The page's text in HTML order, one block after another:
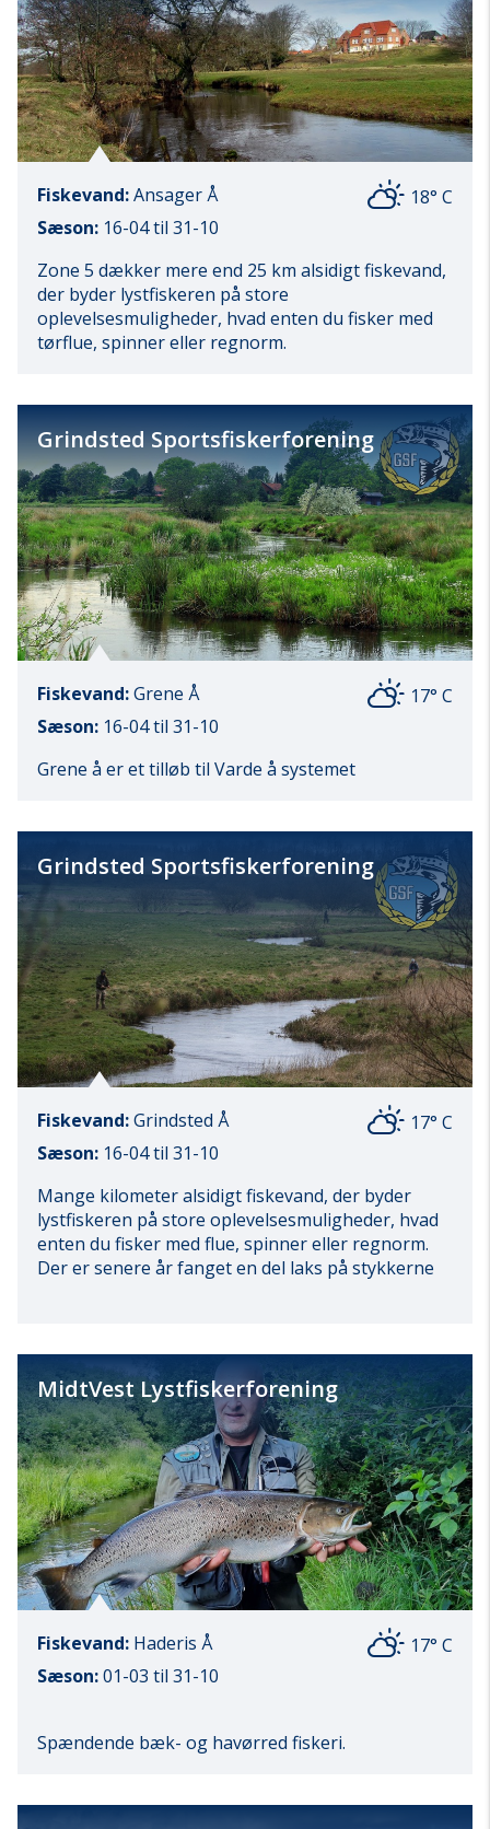
Fiskevand:Ansager Å
18° C
Sæson: 16-04 til 31-10
Zone 5 dækker mere end 25 km alsidigt fiskevand,
der byder lystfiskeren på store
oplevelsesmuligheder, hvad enten du fisker med
tørflue, spinner eller regnorm.
Grindsted Sportsfiskerforening
Fiskevand:Grene Å
17° C
Sæson: 16-04 til 31-10
Grene å er et tilløb til Varde å systemet
Grindsted Sportsfiskerforening
Fiskevand:Grindsted Å
17° C
Sæson: 16-04 til 31-10
Mange kilometer alsidigt fiskevand, der byder
lystfiskeren på store oplevelsesmuligheder, hvad
enten du fisker med flue, spinner eller regnorm.
Der er senere år fanget en del laks på stykkerne
MidtVest Lystfiskerforening
Fiskevand: Haderis Å
17° C
Sæson:01-03 til 31-10
Spændende bæk- og havørred fiskeri.